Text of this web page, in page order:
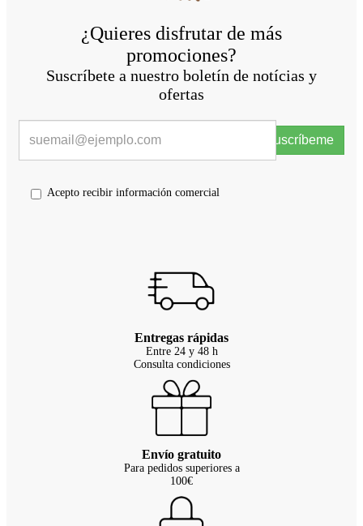
¿Quieres disfrutar de más
promociones?
Suscríbete a nuestro boletín de notícias y
ofertas
Suscríbeme
Acepto recibir información comercial
Entregas rápidas
Entre 24 y 48 h
Consulta condiciones
Envío gratuito
Para pedidos superiores a
100€